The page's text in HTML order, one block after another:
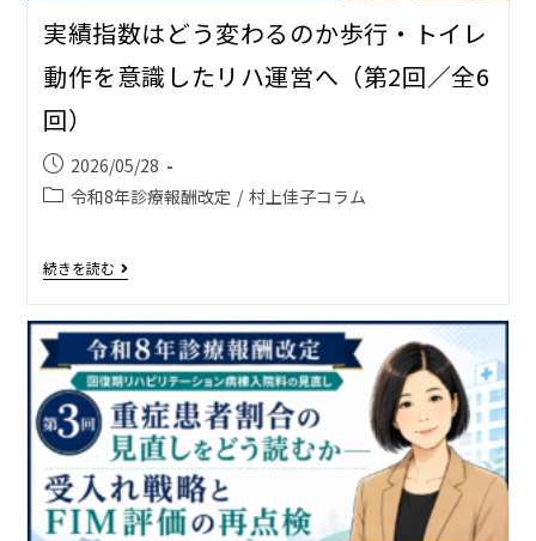
実績指数はどう変わるのか――歩行・トイレ
動作を意識したリハ運営へ（第2回／全6
回）
2026/05/28
令和8年診療報酬改定 / 村上佳子コラム
続きを読む